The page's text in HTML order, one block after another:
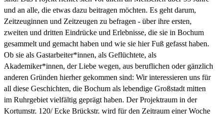
und an alle, die etwas dazu beitragen möchten. Es geht darum,
Zeitzeuginnen und Zeitzeugen zu befragen - über ihre ersten,
zweiten und dritten Eindrücke und Erlebnisse, die sie in Bochum
gesammelt und gemacht haben und wie sie hier Fuß gefasst haben.
Ob sie als Gastarbeiter*innen, als Geflüchtete, als
Akademiker*innen, der Liebe wegen, aus beruflichen oder gänzlich
anderen Gründen hierher gekommen sind: Wir interessieren uns für
all diese Geschichten, die Bochum als lebendige Großstadt mitten
im Ruhrgebiet vielfältig geprägt haben. Der Projektraum in der
Kortumstr. 120/ Ecke Brückstr. wird für den Zeitraum einer Woche